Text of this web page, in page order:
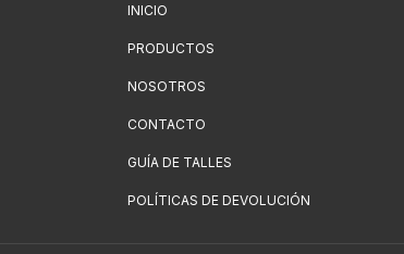
INICIO
PRODUCTOS
NOSOTROS
CONTACTO
GUÍA DE TALLES
POLÍTICAS DE DEVOLUCIÓN